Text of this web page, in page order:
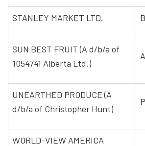
STANLEY MARKET LTD.
SUN BEST FRUIT (A d/b/a of
1054741 Alberta Ltd.)
UNEARTHED PRODUCE (A
d/b/a of Christopher Hunt)
WORLD-VIEW AMERICA